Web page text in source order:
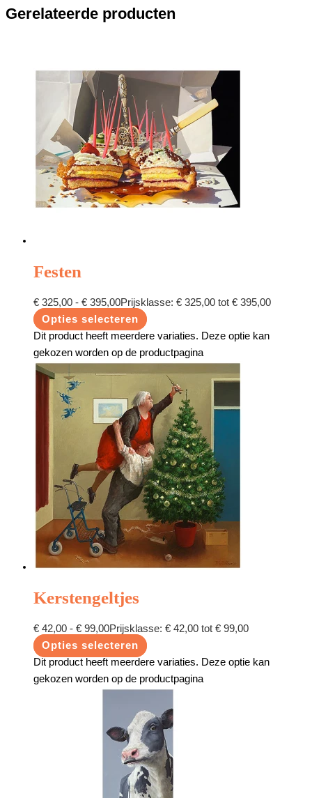
Gerelateerde producten
Festen
€ 325,00 - € 395,00Prijsklasse: € 325,00 tot € 395,00
Opties selecteren
Dit product heeft meerdere variaties. Deze optie kan
gekozen worden op de productpagina
Kerstengeltjes
€ 42,00 - € 99,00Prijsklasse: € 42,00 tot € 99,00
Opties selecteren
Dit product heeft meerdere variaties. Deze optie kan
gekozen worden op de productpagina